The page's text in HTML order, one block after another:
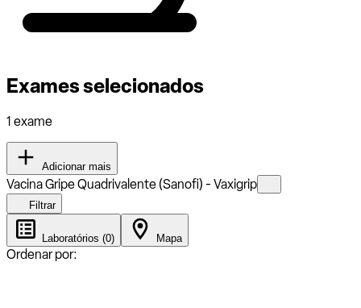
Exames selecionados
1 exame
Adicionar mais
Vacina Gripe Quadrivalente (Sanofi) - Vaxigrip
Filtrar
Laboratórios (0) Mapa
Ordenar por: